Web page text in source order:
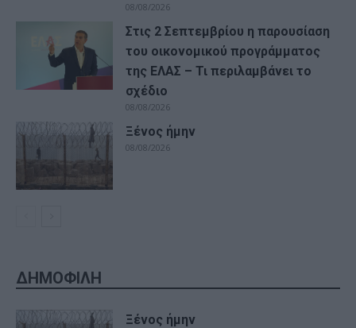
08/08/2026
Στις 2 Σεπτεμβρίου η παρουσίαση
του οικονομικού προγράμματος
της ΕΛΑΣ – Τι περιλαμβάνει το
σχέδιο
08/08/2026
Ξένος ήμην
08/08/2026
ΔΗΜΟΦΙΛΗ
Ξένος ήμην